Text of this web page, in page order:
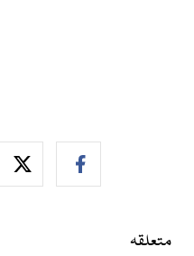
متعلقہ